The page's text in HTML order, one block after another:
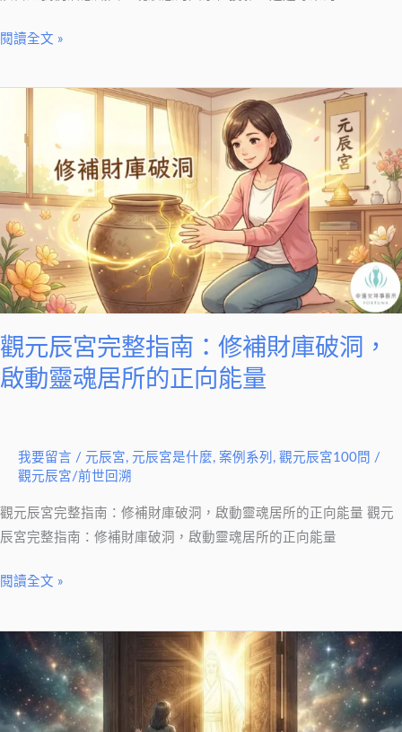
回
生
動
閱讀全文 »
觀元辰宮完整指南：修補財庫破洞，
啟動靈魂居所的正向能量
我要留言 / 元辰宮, 元辰宮是什麼, 案例系列 , 觀元辰宮100問 /
觀元辰宮/前世回溯
觀元辰宮完整指南：修補財庫破洞，啟動靈魂居所的正向能量 觀元
辰宮完整指南：修補財庫破洞，啟動靈魂居所的正向能量
完
整
指
南：
修
補
財
庫
破
魂
居
的
向
閱讀全文 »
元
宮
守